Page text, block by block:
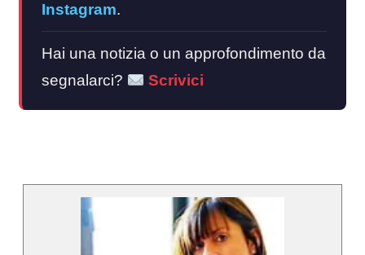
Instagram.
Hai una notizia o un approfondimento da
segnalarci?
Scrivici